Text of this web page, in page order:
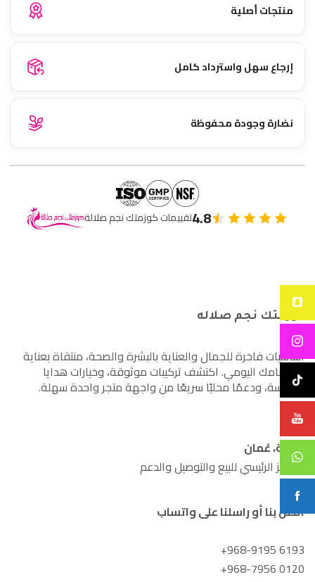
منتجات أصلية
إرجاع سهل واسترداد كامل
نضارة وجودة محفوظة
4.8تقييمات كوزمتك نجم صلالة
كوزمتك نجم صلاله
أساسيات فاخرة للجمال والعناية بالبشرة والصحة، منتقاة بعناية
لاهتمامك اليومي. اكتشف تركيبات موثوقة، وخيارات هدايا
مدروسة، ودعمًا محليًا سريعًا من واجهة متجر واحدة سهلة.
صلالة، عُمان
المركز الرئيسي للبيع والتوصيل والدعم
اتصل بنا أو راسلنا على واتساب
+968-9195 6193
+968-7956 0120